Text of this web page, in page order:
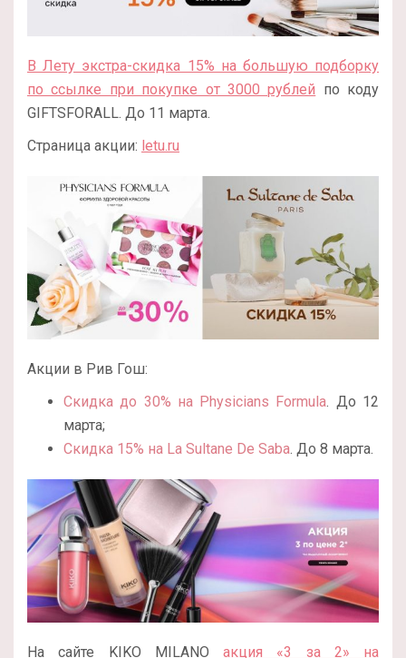
В Лету экстра-скидка 15% на большую подборку
по ссылке при покупке от 3000 рублей по коду
GIFTSFORALL. До 11 марта.
Страница акции: letu.ru
Акции в Рив Гош:
Скидка до 30% на Physicians Formula. До 12
марта;
Скидка 15% на La Sultane De Saba. До 8 марта.
На сайте KIKO MILANO акция «3 за 2» на